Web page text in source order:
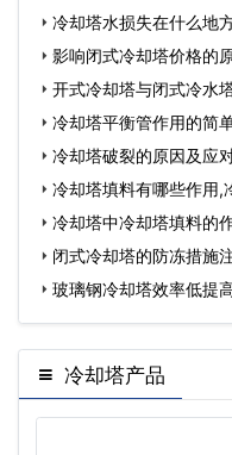
冷却塔水损失在什么地
些…影响闭式冷却塔价格的
开式冷却塔与闭式冷水
之…冷却塔平衡管作用的简
冷却塔破裂的原因及应
… 冷却塔填料有哪些作用
冷却塔中冷却塔填料的
闭式冷却塔的防冻措施
玻璃钢冷却塔效率低提
冷却塔产品